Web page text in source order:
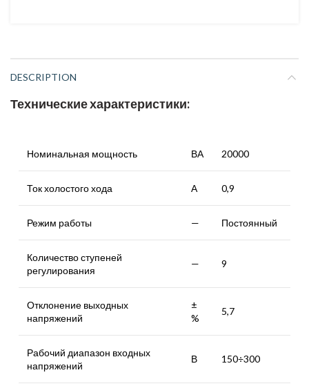
DESCRIPTION
Технические характеристики:
Номинальная мощность ВА 20000
Ток холостого хода А 0,9
Режим работы — Постоянный
Количество ступеней
регулирования
— 9
Отклонение выходных
напряжений
±
%
5,7
Рабочий диапазон входных
напряжений
В 150÷300